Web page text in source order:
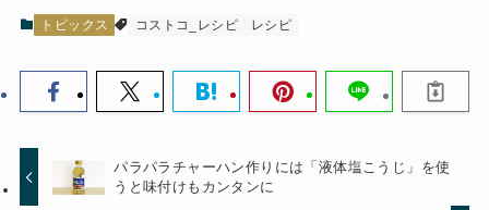
トピックス コストコ_レシピ レシピ
パラパラチャーハン作りには「液体塩こうじ」を使
うと味付けもカンタンに